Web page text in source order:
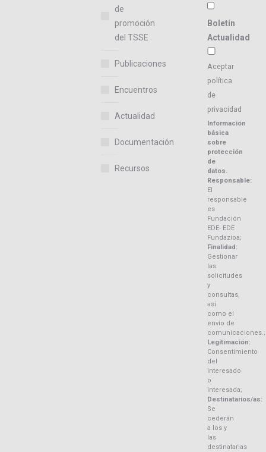
de
promoción
del TSSE
Publicaciones
Encuentros
Actualidad
Documentación
Recursos
Boletín
Actualidad
Aceptar
política
de
privacidad
Información
básica
sobre
protección
de
datos.
Responsable:
El
responsable
es
Fundación
EDE- EDE
Fundazioa;
Finalidad:
Gestionar
las
solicitudes
y
consultas,
así
como el
envío de
comunicaciones.;
Legitimación:
Consentimiento
del
interesado
o
interesada;
Destinatarios/as:
Se
cederán
a los y
las
destinatarias